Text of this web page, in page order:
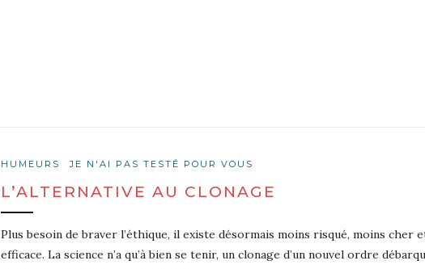
HUMEURS JE N'AI PAS TESTÉ POUR VOUS
L’ALTERNATIVE AU CLONAGE
Plus besoin de braver l’éthique, il existe désormais moins risqué, moins cher
efficace. La science n’a qu’à bien se tenir, un clonage d’un nouvel ordre